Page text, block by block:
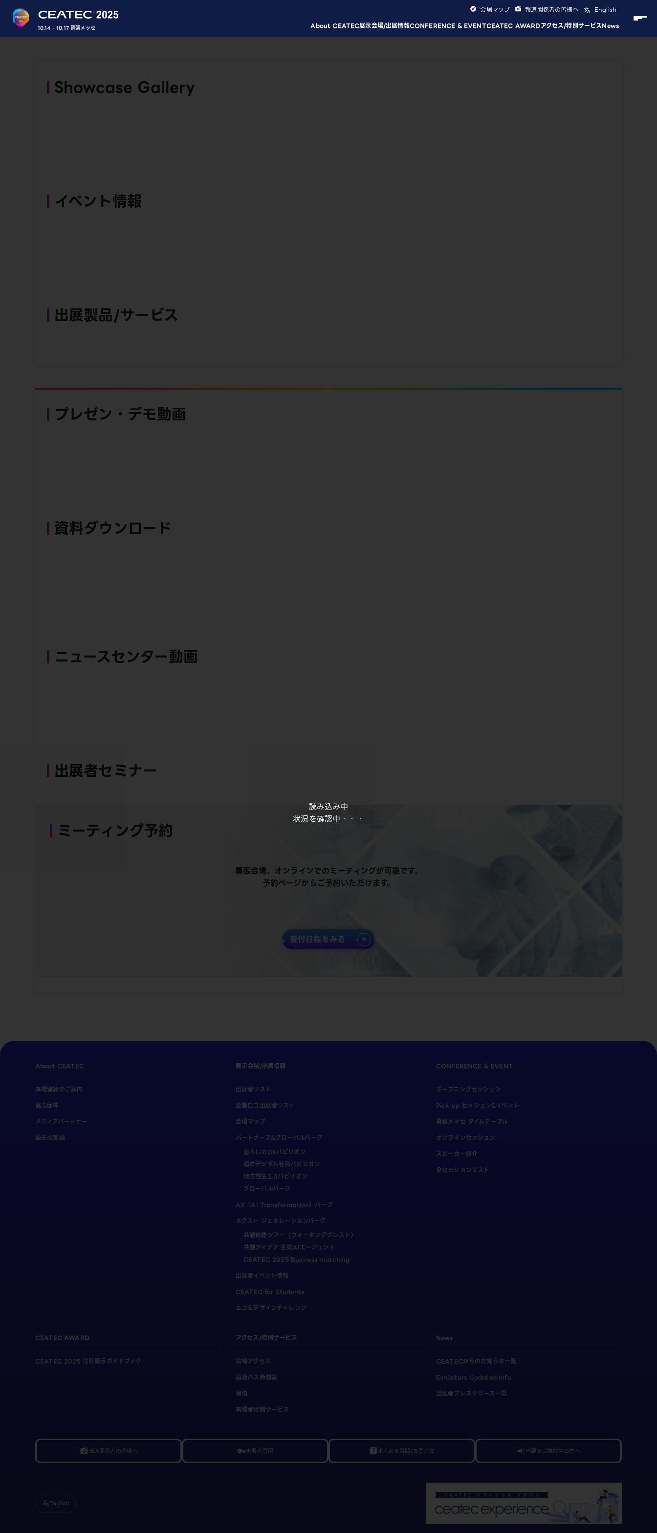
読み込み中
状況を確認中・・・
10.14 - 10.17 幕張メッセ About CEATEC展示会場/出展情報CONFERENCE & EVENTCEATEC AWARDアクセス/特別サービスNews
会場マップ 報道関係者の皆様へ English
Showcase Gallery
イベント情報
出展製品/サービス
プレゼン・デモ動画
資料ダウンロード
ニュースセンター動画
出展者セミナー
ミーティング予約
幕張会場、オンラインでのミーティングが可能です。
予約ページからご予約いただけます。
受付日程をみる
About CEATEC
来場登録のご案内
協力団体
メディアパートナー
過去の実績
展示会場/出展情報
出展者リスト
企業ロゴ出展者リスト
会場マップ
パートナーズ&グローバルパーク
暮らしのDXパビリオン
海洋デジタル社会パビリオン
地方創生2.0パビリオン
グローバルパーク
AX（AI Transformation）パーク
ネクスト ジェネレーションパーク
共創体験ツアー（ウォーキングブレスト）
共創アイデア 生成AIエージェント
CEATEC 2025 Business matching
出展者イベント情報
CEATEC for Students
エコ＆デザインチャレンジ
CONFERENCE & EVENT
オープニングセッション
Pick up セッション&イベント
幕張メッセ タイムテーブル
オンラインセッション
スピーカー紹介
全セッションリスト
CEATEC AWARD
CEATEC 2025 注目展示ガイドブック
アクセス/特別サービス
会場アクセス
高速バス時刻表
宿泊
来場者特別サービス
News
CEATECからのお知らせ一覧
Exhibitors Updated Info
出展者プレスリリース一覧
linked_camera報道関係者の皆様へ vpn_key出展者専用 live_help よくある質問/お問合せ campaign出展をご検討中の方へ
translateEnglish